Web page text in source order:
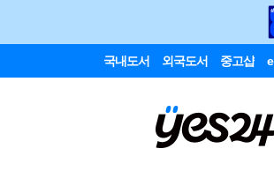
국내도서 외국도서 중고샵